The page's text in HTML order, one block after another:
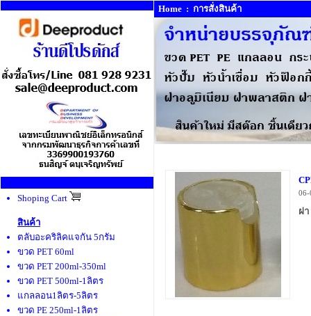
Shoping Cart
สินค้า
ตลับอะคริลิคแจกัน 5กรัม
ขวด PET 60ml
ขวด PET 200ml-350ml
ขวด PET 500ml-1ลิตร
แกลลอน1ลิตร-5ลิตร
ขวด PE 250ml-1ลิตร
Home : การสั่งสินค้า
06-
ฝ